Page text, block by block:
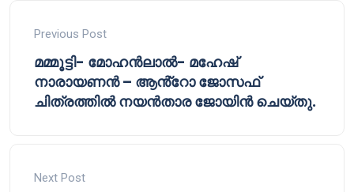
Previous Post
മമ്മൂട്ടി- മോഹൻലാൽ- മഹേഷ്
നാരായണൻ – ആൻ്റോ ജോസഫ്
ചിത്രത്തിൽ നയൻതാര ജോയിൻ ചെയ്തു.
Next Post